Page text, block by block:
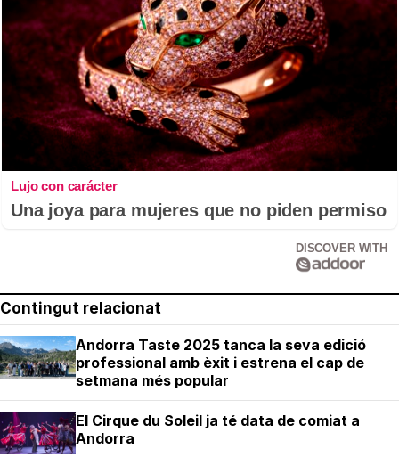
Lujo con carácter
Una joya para mujeres que no piden permiso
DISCOVER WITH
Contingut relacionat
Andorra Taste 2025 tanca la seva edició
professional amb èxit i estrena el cap de
setmana més popular
El Cirque du Soleil ja té data de comiat a
Andorra